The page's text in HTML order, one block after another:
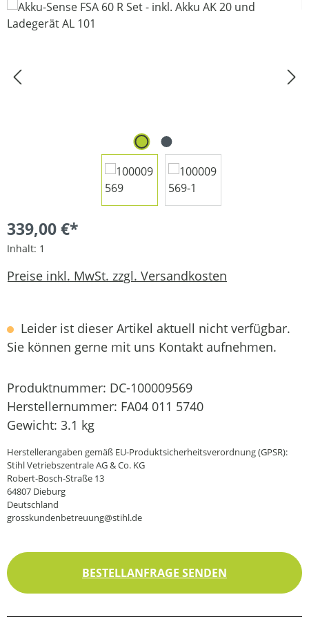
Bildergalerie überspringen
339,00 €*
Inhalt: 1
Preise inkl. MwSt. zzgl. Versandkosten
Leider ist dieser Artikel aktuell nicht verfügbar.
Sie können gerne mit uns Kontakt aufnehmen.
Produktnummer: DC-100009569
Herstellernummer: FA04 011 5740
Gewicht: 3.1 kg
Herstellerangaben gemäß EU-Produktsicherheitsverordnung (GPSR):
Stihl Vetriebszentrale AG & Co. KG
Robert-Bosch-Straße 13
64807 Dieburg
Deutschland
grosskundenbetreuung@stihl.de
BESTELLANFRAGE SENDEN